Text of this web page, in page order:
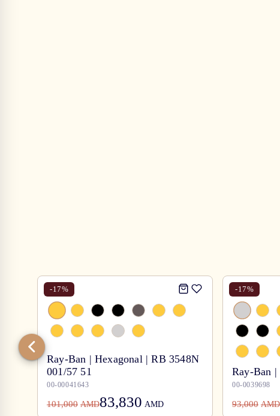
-17%
Ray-Ban | Hexagonal | RB 3548N
001/57 51
00-00041643
101,000 AMD83,830 AMD
-17%
Ray-Ban
00-0039698
93,000 AMD